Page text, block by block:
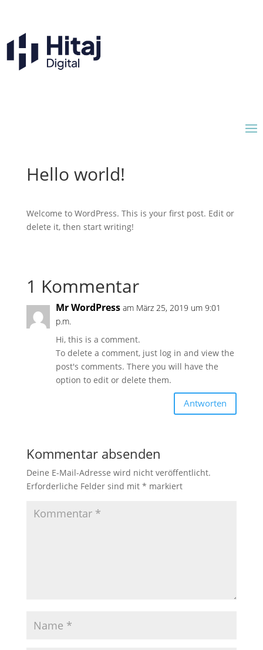
Hello world!
Welcome to WordPress. This is your first post. Edit or
delete it, then start writing!
1 Kommentar
Mr WordPress am März 25, 2019 um 9:01
p.m.
Hi, this is a comment.
To delete a comment, just log in and view the
post's comments. There you will have the
option to edit or delete them.
Antworten
Kommentar absenden
Deine E-Mail-Adresse wird nicht veröffentlicht.
Erforderliche Felder sind mit * markiert